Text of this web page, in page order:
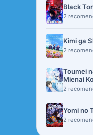
Black
2
Kimi ga
2
Toumei
Mienai
2
Yomi no
2